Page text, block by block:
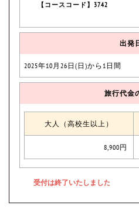
【コースコード】3742
出発
2025年10月26日(日)から1日間
旅行代金
大人（高校生以上）
8,900円